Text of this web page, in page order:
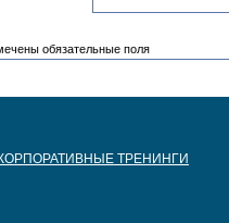
обязательные поля
КОРПОРАТИВНЫЕ ТРЕНИНГИ